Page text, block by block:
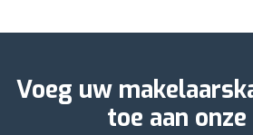
Voeg uw
toe aan